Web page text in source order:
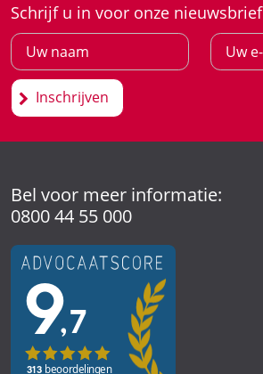
Schrijf u in voor onze nieuwsbrief
Inschrijven
Bel voor meer informatie:
0800 44 55 000